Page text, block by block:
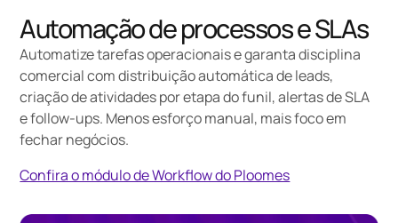
Automação de processos e SLAs
Automatize tarefas operacionaise garanta disciplina
comercial com distribuição automática de leads,
criação de atividades por etapa do funil, alertas de SLA
e follow-ups. Menos esforço manual, mais foco em
fechar negócios.
Confira o módulo de Workflow do Ploomes